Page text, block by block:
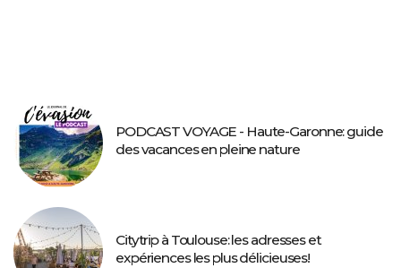
PODCAST VOYAGE - Haute-Garonne: guide
des vacances en pleine nature
Citytrip à Toulouse: les adresses et
expériences les plus délicieuses!